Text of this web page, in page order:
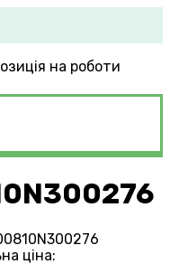
на роботи
ціна: